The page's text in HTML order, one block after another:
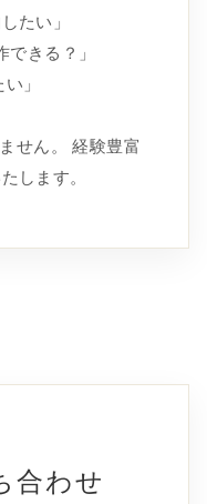
たい」
できる？」
」
せん。 経験豊富
します。
合わせ